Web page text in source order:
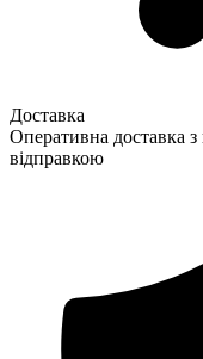
Доставка
Оперативна доставка
відправкою